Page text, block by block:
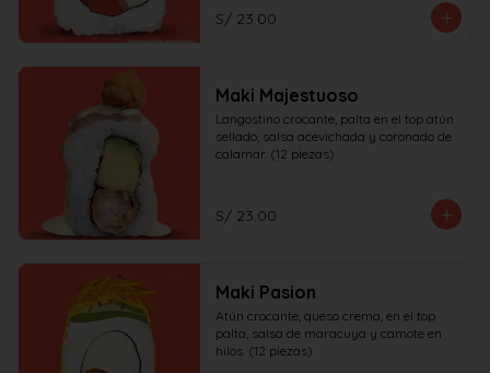
S/ 23.00
Maki Majestuoso
Langostino crocante, palta en el top atún
sellado, salsa acevichada y coronado de
calamar. (12 piezas)
S/ 23.00
Maki Pasion
Atún crocante, queso crema, en el top
palta, salsa de maracuya y camote en
hilos. (12 piezas)